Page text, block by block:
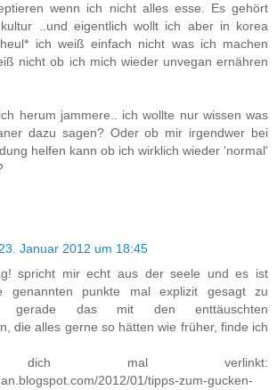
wenn ich nicht alles esse. Es gehört
..und eigentlich wollt ich aber in korea
ich weiß einfach nicht was ich machen
nicht ob ich mich wieder unvegan ernähren
herum jammere.. ich wollte nur wissen was
dazu sagen? Oder ob mir irgendwer bei
helfen kann ob ich wirklich wieder 'normal'
23. Januar 2012 um 18:45
spricht mir echt aus der seele und es ist
genannten punkte mal explizit gesagt zu
gerade das mit den enttäuschten
die alles gerne so hätten wie früher, finde ich
mal verlinkt:
2012/01/tipps-zum-gucken-